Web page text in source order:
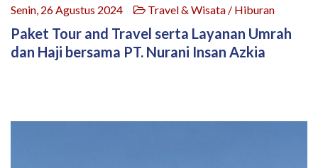
Senin, 26 Agustus 2024 Travel & Wisata / Hiburan
Paket Tour and Travel serta Layanan Umrah
dan Haji bersama PT. Nurani Insan Azkia